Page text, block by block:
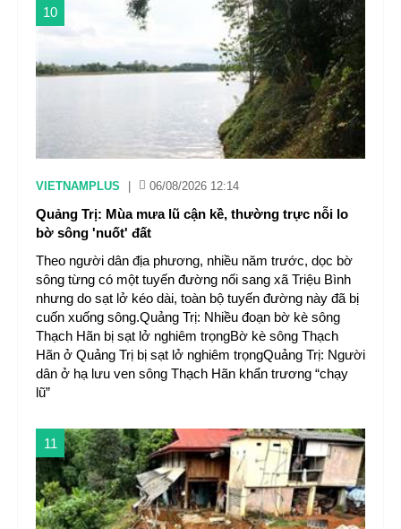
10
VIETNAMPLUS 06/08/2026 12:14
Quảng Trị: Mùa mưa lũ cận kề, thường trực nỗi lo
bờ sông 'nuốt' đất
Theo người dân địa phương, nhiều năm trước, dọc bờ
sông từng có một tuyến đường nối sang xã Triệu Bình
nhưng do sạt lở kéo dài, toàn bộ tuyến đường này đã bị
cuốn xuống sông.Quảng Trị: Nhiều đoạn bờ kè sông
Thạch Hãn bị sạt lở nghiêm trọngBờ kè sông Thạch
Hãn ở Quảng Trị bị sạt lở nghiêm trọngQuảng Trị: Người
dân ở hạ lưu ven sông Thạch Hãn khẩn trương “chạy
lũ”
11